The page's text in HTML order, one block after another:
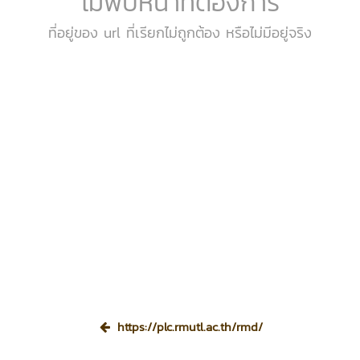
ที่อยู่ของ url ที่เรียกไม่ถูกต้อง หรือไม่มีอยู่จริง
https://plc.rmutl.ac.th/rmd/